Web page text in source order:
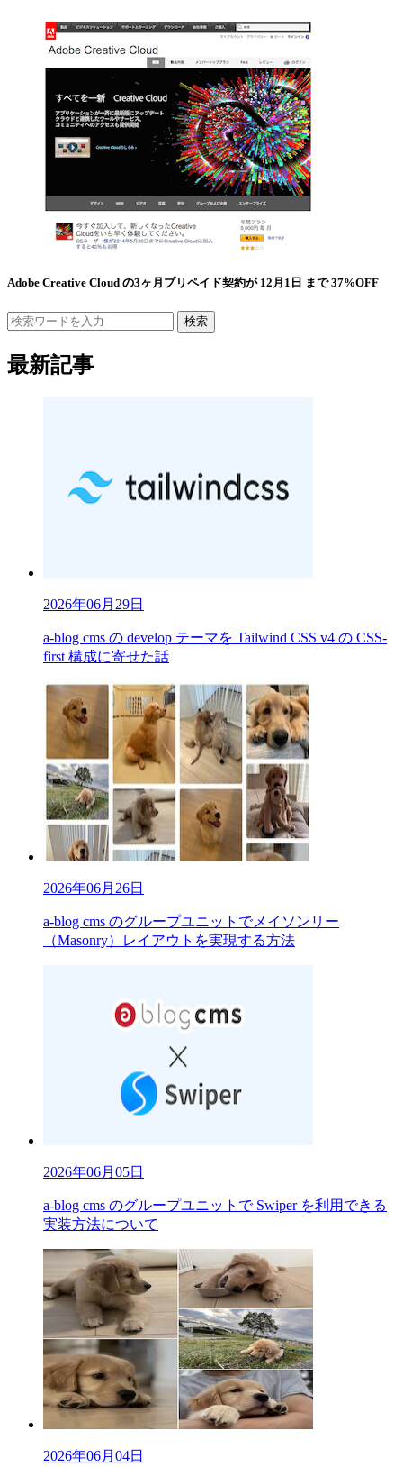
Adobe Creative Cloud の3ヶ月プリペイド契約が 12月1日 まで 37%OFF
検索
最新記事
2026年06月29日
a-blog cms の develop テーマを Tailwind CSS v4 の CSS-
first 構成に寄せた話
2026年06月26日
a-blog cms のグループユニットでメイソンリー
（Masonry）レイアウトを実現する方法
2026年06月05日
a-blog cms のグループユニットで Swiper を利用できる
実装方法について
2026年06月04日